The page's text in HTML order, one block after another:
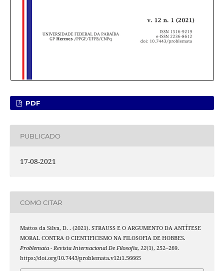
PDF
PUBLICADO
17-08-2021
COMO CITAR
Mattos da Silva, D. . (2021). STRAUSS E O ARGUMENTO DA ANTÍTESE
MORAL CONTRA O CIENTIFICISMO NA FILOSOFIA DE HOBBES.
Problemata - Revista Internacional De Filosofia, 12(1), 252–269.
https://doi.org/10.7443/problemata.v12i1.56665